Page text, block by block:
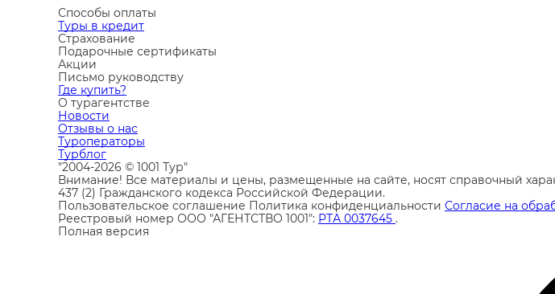
Способы оплаты
Туры в кредит
Страхование
Подарочные сертификаты
Акции
Письмо руководству
Где купить?
О турагентстве
Новости
Отзывы о нас
Туроператоры
Турблог
"2004-2026 © 1001 Тур"
Внимание! Все материалы и цены, размещенные на сайте, носят справочный
437 (2) Гражданского кодекса Российской Федерации.
Пользовательское соглашение Политика конфиденциальности Согласие на
Реестровый номер ООО "АГЕНТСТВО 1001": РТА 0037645 .
Полная версия